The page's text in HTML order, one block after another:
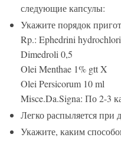
следующие капсулы:
Укажите порядок
Rp.: Ephedrini
Dimedroli 0,5
Olei Menthae 1% gtt X
Olei Persicorum 10 ml
Misce.Da.Signa: По 2-3
Легко распыляется при
Укажите, каким